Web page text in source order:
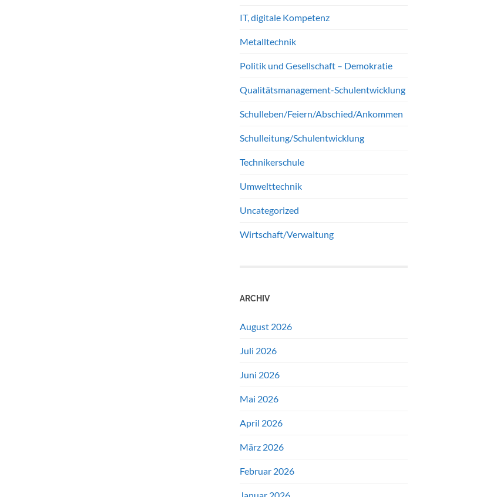
IT, digitale Kompetenz
Metalltechnik
Politik und Gesellschaft – Demokratie
Qualitätsmanagement-Schulentwicklung
Schulleben/Feiern/Abschied/Ankommen
Schulleitung/Schulentwicklung
Technikerschule
Umwelttechnik
Uncategorized
Wirtschaft/Verwaltung
ARCHIV
August 2026
Juli 2026
Juni 2026
Mai 2026
April 2026
März 2026
Februar 2026
Januar 2026